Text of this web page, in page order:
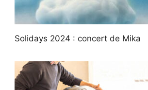
Solidays 2024 : concert de Mika